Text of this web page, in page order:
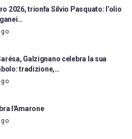
2026, trionfa Silvio Pasquato: l’olio
Galzignano celebra la sua
tradizione,…
l'Amarone